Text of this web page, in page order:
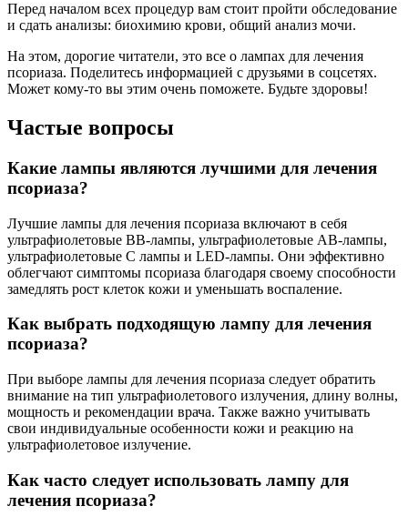
Перед началом всех процедур вам стоит пройти обследование
и сдать анализы: биохимию крови, общий анализ мочи.
На этом, дорогие читатели, это все о лампах для лечения
псориаза. Поделитесь информацией с друзьями в соцсетях.
Может кому-то вы этим очень поможете. Будьте здоровы!
Частые вопросы
Какие лампы являются лучшими для лечения
псориаза?
Лучшие лампы для лечения псориаза включают в себя
ультрафиолетовые ВВ-лампы, ультрафиолетовые АВ-лампы,
ультрафиолетовые С лампы и LED-лампы. Они эффективно
облегчают симптомы псориаза благодаря своему способности
замедлять рост клеток кожи и уменьшать воспаление.
Как выбрать подходящую лампу для лечения
псориаза?
При выборе лампы для лечения псориаза следует обратить
внимание на тип ультрафиолетового излучения, длину волны,
мощность и рекомендации врача. Также важно учитывать
свои индивидуальные особенности кожи и реакцию на
ультрафиолетовое излучение.
Как часто следует использовать лампу для
лечения псориаза?